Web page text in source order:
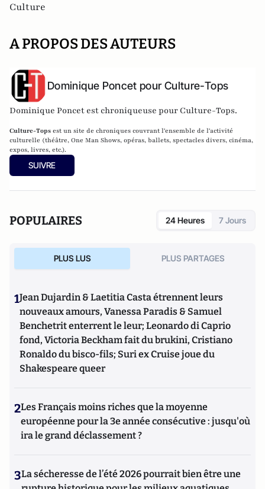
Culture
A PROPOS DES AUTEURS
Dominique Poncet pour Culture-Tops
Dominique Poncet est chroniqueuse pour Culture-Tops.
Culture-Tops est un site de chroniques couvrant l'ensemble de l'activité
culturelle (théâtre, One Man Shows, opéras, ballets, spectacles divers, cinéma,
expos, livres, etc.).
SUIVRE
POPULAIRES 24 Heures 7 Jours
PLUS LUS PLUS PARTAGES
1Jean Dujardin & Laetitia Casta étrennent leurs
nouveaux amours, Vanessa Paradis & Samuel
Benchetrit enterrent le leur; Leonardo di Caprio
fond, Victoria Beckham fait du brukini, Cristiano
Ronaldo du bisco-fils; Suri ex Cruise joue du
Shakespeare queer
2Les Français moins riches que la moyenne
européenne pour la 3e année consécutive : jusqu'où
ira le grand déclassement ?
3La sécheresse de l’été 2026 pourrait bien être une